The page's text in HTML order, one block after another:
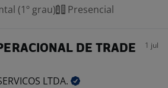
(1º grau)
Presencial
DE TRADE
1 jul
LTDA.